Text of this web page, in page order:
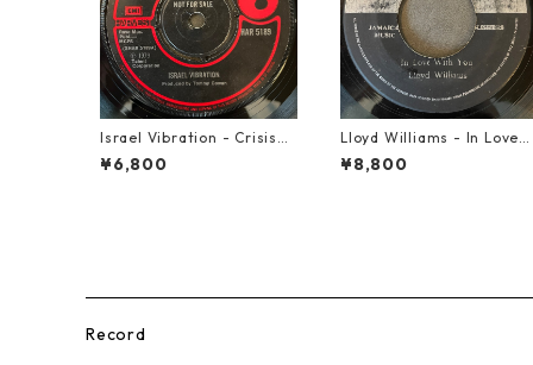
Israel Vibration - Crisis
【7-21895】
¥6,800
Lloyd Williams - In Love
With You【7-21917】
¥8,800
Record